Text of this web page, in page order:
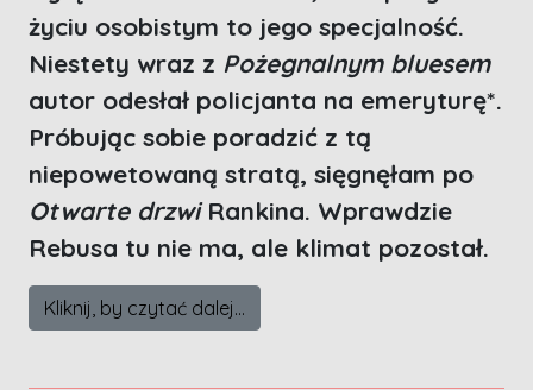
życiu osobistym to jego specjalność.
Niestety wraz z Pożegnalnym bluesem
autor odesłał policjanta na emeryturę*.
Próbując sobie poradzić z tą
niepowetowaną stratą, sięgnęłam po
Otwarte drzwiRankina. Wprawdzie
Rebusa tu nie ma, ale klimat pozostał.
Kliknij, by czytać dalej...